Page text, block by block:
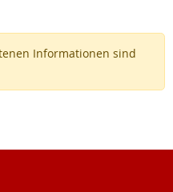
Informationen sind